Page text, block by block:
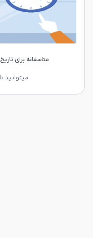
متاسفانه برای
میتوانید